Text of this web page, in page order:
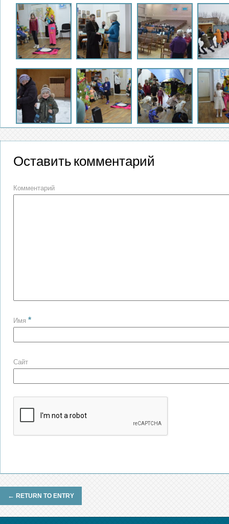
Оставить комментарий
Комментарий
Имя *
Сайт
← RETURN TO ENTRY